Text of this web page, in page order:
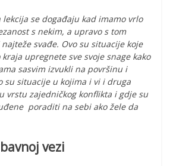
se događaju kad imamo vrlo
s nekim, a upravo s tom
svađe. Ovo su situacije koje
upregnete sve svoje snage kako
sasvim izvukli na površinu i
su situacije u kojima i vi i druga
vrstu zajedničkog konflikta i gdje su
poraditi na sebi ako žele da
vezi